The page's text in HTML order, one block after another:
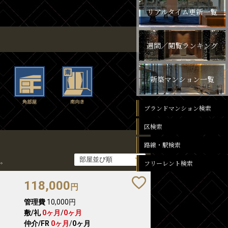
118,000 円
管理費10,000円
敷/礼 0ヶ月/0ヶ月
仲介/FR 0ヶ月/0ヶ月
リアルタイム更新一覧
週間／閲覧ランキング
新築マンション一覧
ブランドマンション検索
区検索
路線・駅検索
フリーレント検索